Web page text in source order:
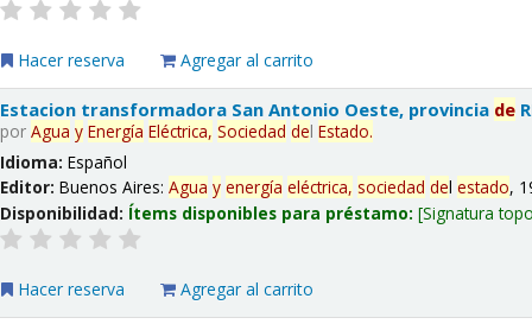
Hacer reserva Agregar al carrito
Estacion transformadora San Antonio Oeste, provincia de
porAgua y Energía Eléctrica, Sociedad delEstado.
Idioma:Español
Editor:Buenos Aires:Agua y energía eléctrica, sociedad delestado,
Disponibilidad: Ítems disponibles para préstamo: Signatura
Hacer reserva Agregar al carrito